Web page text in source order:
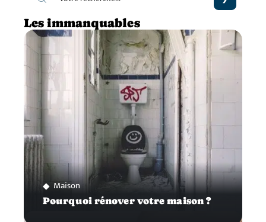
Les immanquables
Maison
Pourquoi rénover votre maison ?